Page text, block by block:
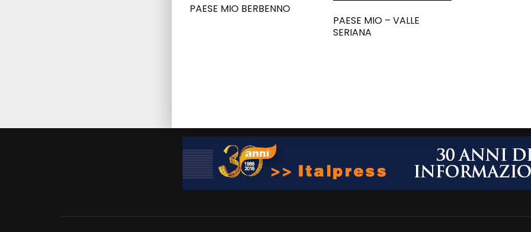
PAESE MIO BERBENNO
PAESE MIO – VALLE
SERIANA